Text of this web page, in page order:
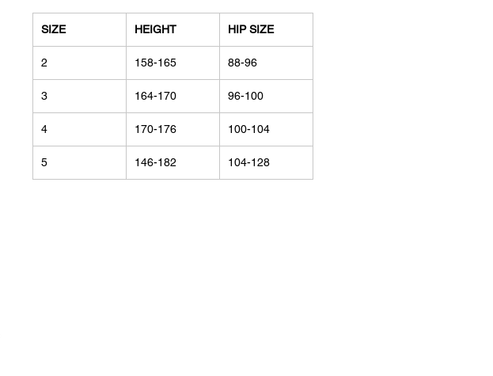
SIZE HEIGHT HIP SIZE
2 158-165 88-96
3 164-170 96-100
4 170-176 100-104
5 146-182 104-128